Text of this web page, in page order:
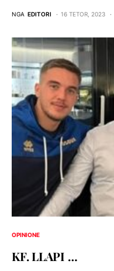
NGA EDITORI 16 TETOR, 2023
OPINIONE
KF. LLAPI …